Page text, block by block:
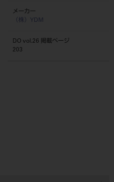
メーカー
（株）YDM
DO vol.26 掲載ページ
203